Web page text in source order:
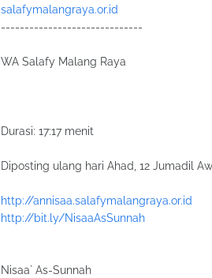
salafymalangraya.or.id
------------------------------
WA Salafy Malang Raya
Durasi: 17:17 menit
Diposting ulang hari Ahad, 12 Jumadil
http://annisaa.salafymalangraya.or.id
http://bit.ly/NisaaAsSunnah
Nisaa` As-Sunnah